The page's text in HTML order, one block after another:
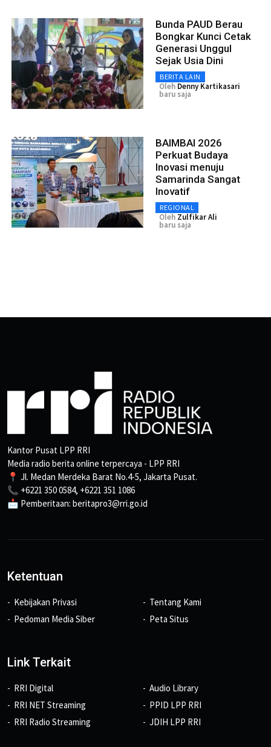
Bunda PAUD Berau
Bongkar Kunci Cetak
Generasi Unggul
Sejak Usia Dini
BERITA LAIN
Oleh Denny Kartikasari
baru saja
BAIMBAI 2026
Perkuat Budaya
Inovasi menuju
Samarinda Sangat
Inovatif
REGIONAL
Oleh Zulfikar Ali
baru saja
Kantor Pusat LPP RRI
Media radio berita online terpercaya - LPP RRI
📍 Jl. Medan Merdeka Barat No.4-5, Jakarta Pusat.
📞 +6221 350 0584, +6221 351 1086
📩 Pemberitaan: beritapro3@rri.go.id
Ketentuan
Kebijakan Privasi
Pedoman Media Siber
Tentang Kami
Peta Situs
Link Terkait
RRI Digital
RRI NET Streaming
RRI Radio Streaming
Audio Library
PPID LPP RRI
JDIH LPP RRI